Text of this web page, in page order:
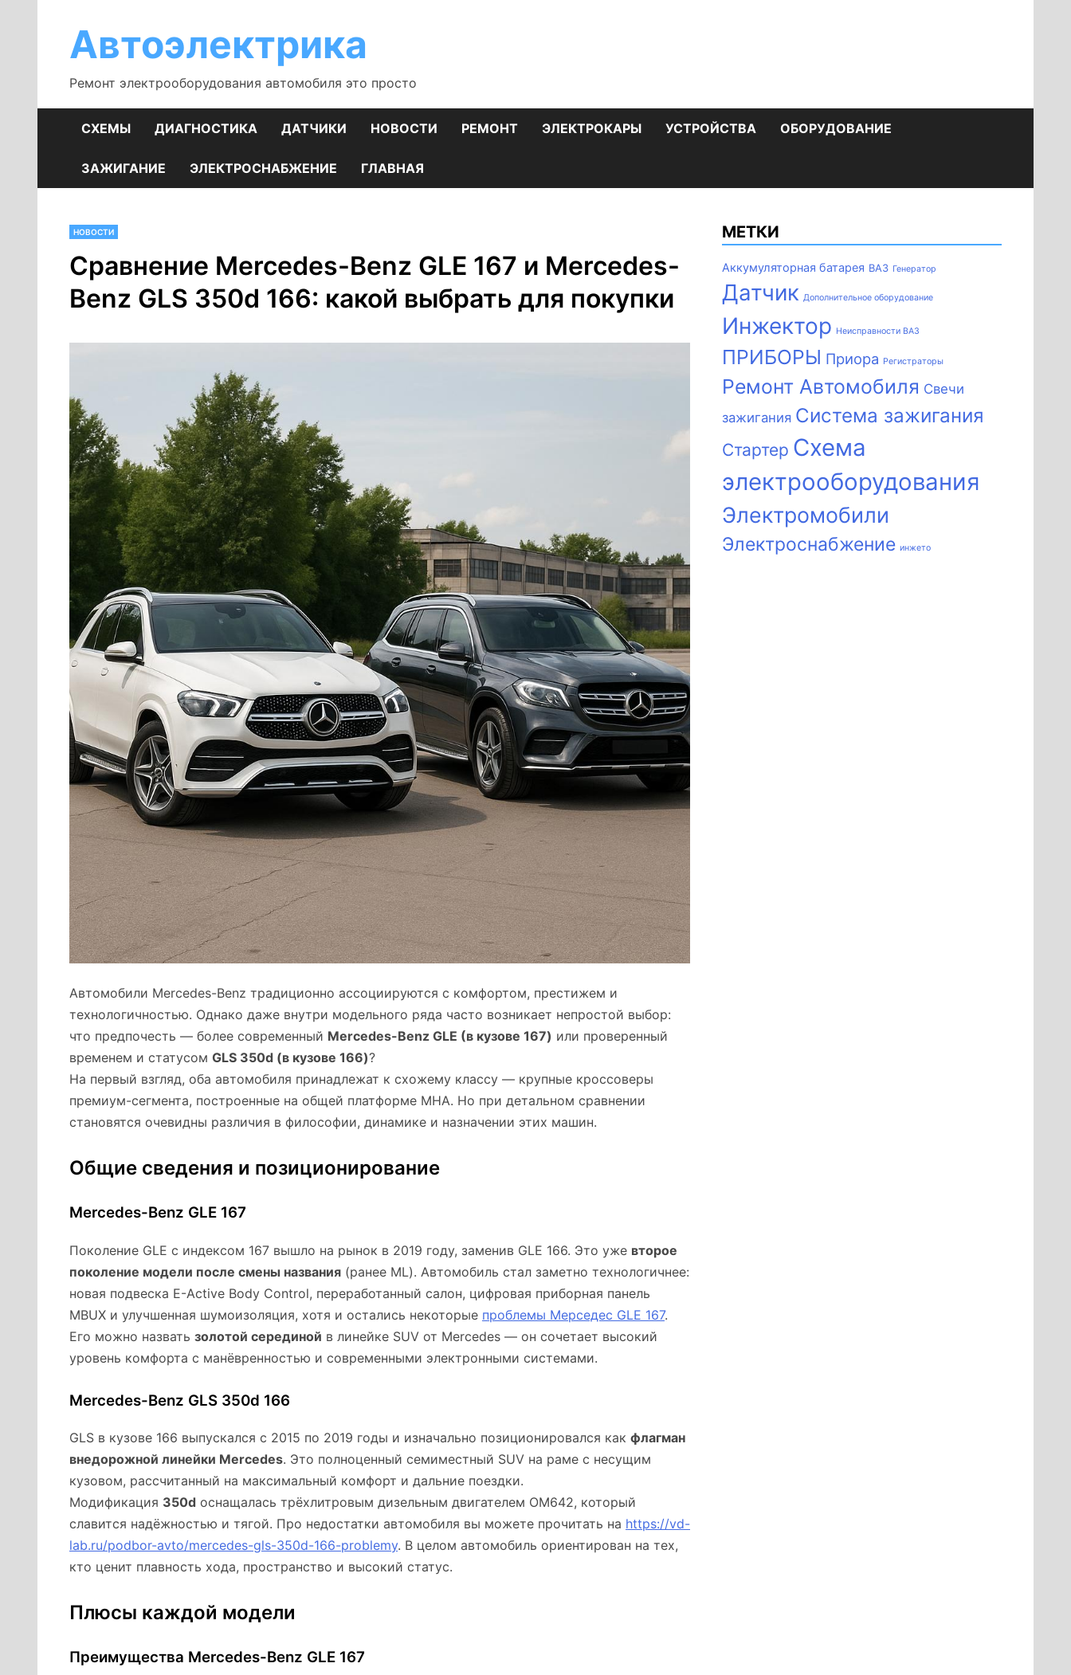
содержимому
Автоэлектрика
Ремонт электрооборудования автомобиля это просто
СХЕМЫ ДИАГНОСТИКА ДАТЧИКИ НОВОСТИ РЕМОНТ ЭЛЕКТРОКАРЫ УСТРОЙСТВА ОБОРУДОВАНИЕ
ЗАЖИГАНИЕ ЭЛЕКТРОСНАБЖЕНИЕ ГЛАВНАЯ
НОВОСТИ
Сравнение Mercedes-Benz GLE 167 и Mercedes-
Benz GLS 350d 166: какой выбрать для покупки
Автомобили Mercedes-Benz традиционно ассоциируются с комфортом, престижем и
технологичностью. Однако даже внутри модельного ряда часто возникает непростой выбор:
что предпочесть — более современный Mercedes-Benz GLE (в кузове 167) или проверенный
временем и статусом GLS 350d (в кузове 166)?
На первый взгляд, оба автомобиля принадлежат к схожему классу — крупные кроссоверы
премиум-сегмента, построенные на общей платформе MHA. Но при детальном сравнении
становятся очевидны различия в философии, динамике и назначении этих машин.
Общие сведения и позиционирование
Mercedes-Benz GLE 167
Поколение GLE с индексом 167 вышло на рынок в 2019 году, заменив GLE 166. Это уже второе
поколение модели после смены названия (ранее ML). Автомобиль стал заметно технологичнее:
новая подвеска E-Active Body Control, переработанный салон, цифровая приборная панель
MBUX и улучшенная шумоизоляция, хотя и остались некоторые проблемы Мерседес GLE 167.
Его можно назвать золотой серединой в линейке SUV от Mercedes — он сочетает высокий
уровень комфорта с манёвренностью и современными электронными системами.
Mercedes-Benz GLS 350d 166
GLS в кузове 166 выпускался с 2015 по 2019 годы и изначально позиционировался как флагман
внедорожной линейки Mercedes. Это полноценный семиместный SUV на раме с несущим
кузовом, рассчитанный на максимальный комфорт и дальние поездки.
Модификация 350d оснащалась трёхлитровым дизельным двигателем OM642, который
славится надёжностью и тягой. Про недостатки автомобиля вы можете прочитать на https://vd-
lab.ru/podbor-avto/mercedes-gls-350d-166-problemy. В целом автомобиль ориентирован на тех,
кто ценит плавность хода, пространство и высокий статус.
Плюсы каждой модели
Преимущества Mercedes-Benz GLE 167
МЕТКИ
Аккумуляторная батарея ВАЗ Генератор
Датчик Дополнительное оборудование
Инжектор Неисправности ВАЗ
ПРИБОРЫ Приора Регистраторы
Ремонт Автомобиля Свечи
зажигания Система зажигания
Стартер Схема
электрооборудования
Электромобили
Электроснабжение инжето